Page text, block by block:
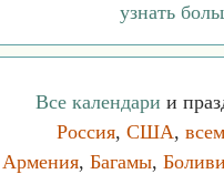
узнать
Все календари и
Россия, США,
Армения, Багамы,